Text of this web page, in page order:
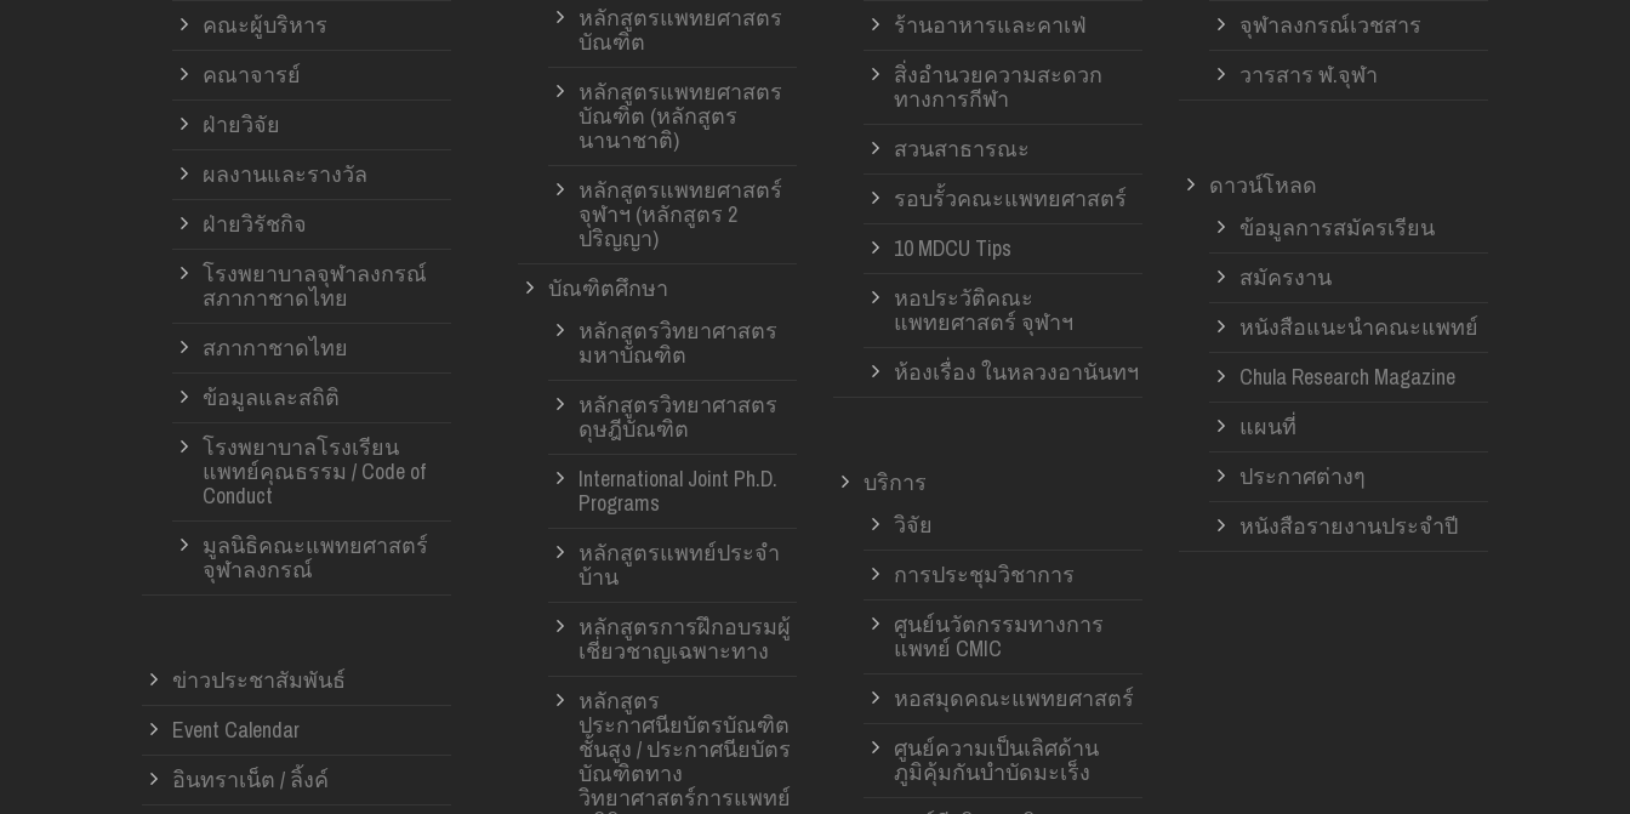
คณะผู้บริหาร
คณาจารย์
ฝ่ายวิจัย
ผลงานและรางวัล
ฝ่ายวิรัชกิจ
โรงพยาบาลจุฬาลงกรณ์
สภากาชาดไทย
สภากาชาดไทย
ข้อมูลและสถิติ
โรงพยาบาลโรงเรียน
แพทย์คุณธรรม / Code of
Conduct
มูลนิธิคณะแพทยศาสตร์
จุฬาลงกรณ์
ข่าวประชาสัมพันธ์
Event Calendar
อินทราเน็ต / ลิ้งค์
หลักสูตรแพทยศาสตร
บัณฑิต
หลักสูตรแพทยศาสตร
บัณฑิต (หลักสูตร
นานาชาติ)
หลักสูตรแพทยศาสตร์
จุฬาฯ (หลักสูตร 2
ปริญญา)
บัณฑิตศึกษา
หลักสูตรวิทยาศาสตร
มหาบัณฑิต
หลักสูตรวิทยาศาสตร
ดุษฎีบัณฑิต
International Joint Ph.D.
Programs
หลักสูตรแพทย์ประจำ
บ้าน
หลักสูตรการฝึกอบรมผู้
เชี่ยวชาญเฉพาะทาง
หลักสูตร
ประกาศนียบัตรบัณฑิต
ชั้นสูง / ประกาศนียบัตร
บัณฑิตทาง
วิทยาศาสตร์การแพทย์
ร้านอาหารและคาเฟ่
สิ่งอำนวยความสะดวก
ทางการกีฬา
สวนสาธารณะ
รอบรั้วคณะแพทยศาสตร์
10 MDCU Tips
หอประวัติคณะ
แพทยศาสตร์ จุฬาฯ
ห้องเรื่อง ในหลวงอานันทฯ
บริการ
วิจัย
การประชุมวิชาการ
ศูนย์นวัตกรรมทางการ
แพทย์ CMIC
หอสมุดคณะแพทยศาสตร์
ศูนย์ความเป็นเลิศด้าน
ภูมิคุ้มกันบำบัดมะเร็ง
จุฬาลงกรณ์เวชสาร
วารสาร ฬ.จุฬา
ดาวน์โหลด
ข้อมูลการสมัครเรียน
สมัครงาน
หนังสือแนะนำคณะแพทย์
Chula Research Magazine
แผนที่
ประกาศต่างๆ
หนังสือรายงานประจำปี